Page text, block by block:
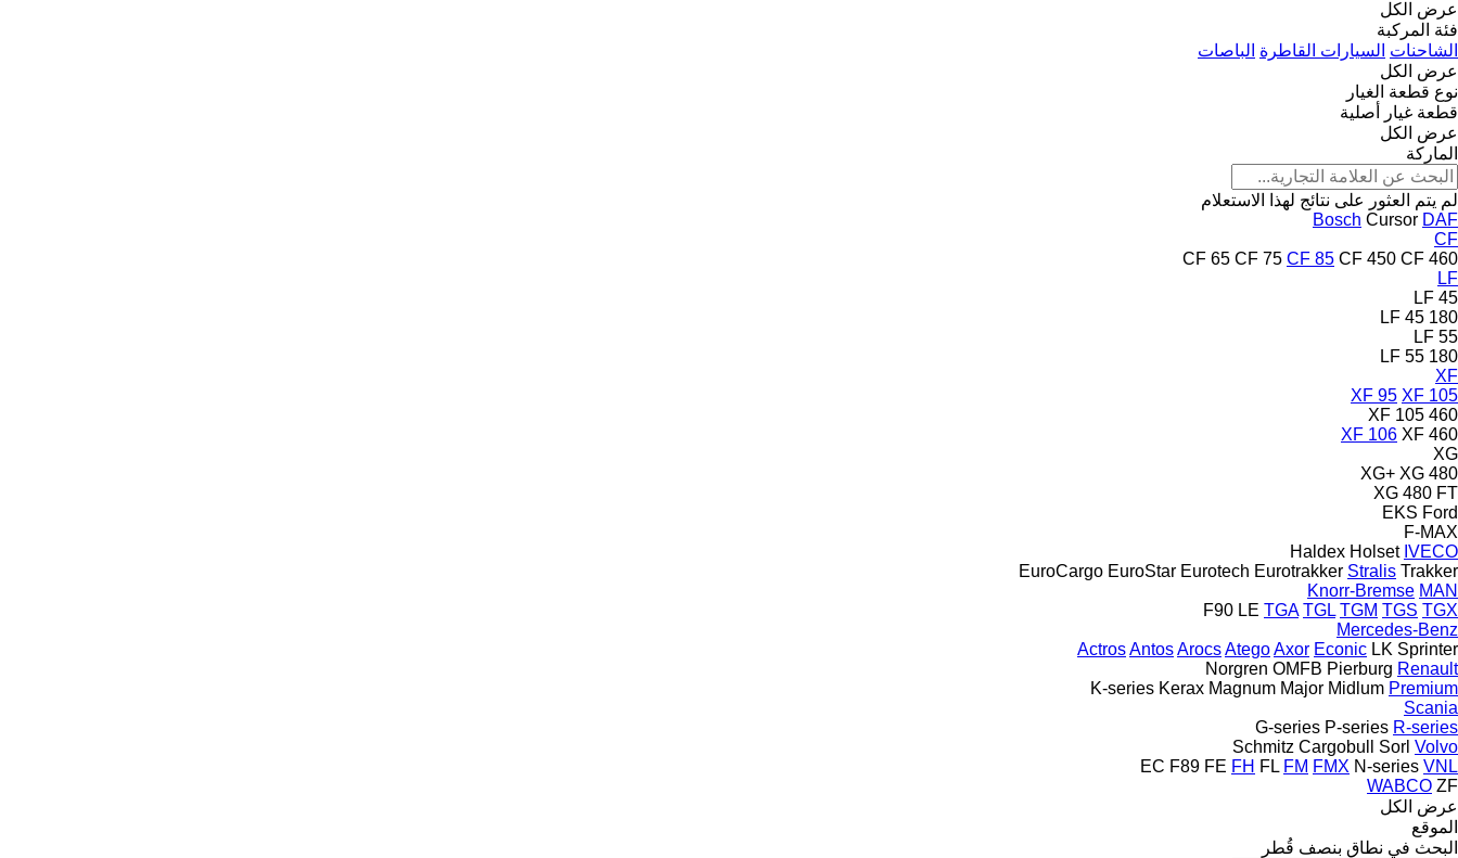
عرض الكل
فئة المركبة
الشاحنات السيارات القاطرة الباصات
عرض الكل
نوع قطعة الغيار
قطعة غيار أصلية
عرض الكل
الماركة
لم يتم العثور على نتائج لهذا الاستعلام
Bosch Cursor DAF
CF
CF 65 CF 75 CF 85 CF 450 CF 460
LF
LF 45
LF 45 180
LF 55
LF 55 180
XF
XF 95 XF 105
XF 105 460
XF 106 XF 460
XG
XG+ XG 480
XG 480 FT
EKS Ford
F-MAX
Haldex Holset IVECO
EuroCargo EuroStar Eurotech Eurotrakker Stralis Trakker
Knorr-Bremse MAN
F90 LE TGA TGL TGM TGS TGX
Mercedes-Benz
ActrosAntosArocsAtegoAxor Econic LK Sprinter
Norgren OMFB Pierburg Renault
K-series Kerax Magnum Major Midlum Premium
Scania
G-series P-series R-series
Schmitz Cargobull
Sorl Volvo
EC F89 FE FH FL FM FMX N-series VNL
WABCO ZF
عرض الكل
الموقع
البحث في نطاق بنصف قُطر